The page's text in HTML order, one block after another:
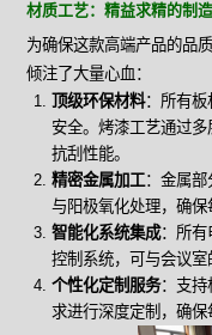
材质工艺：精益求精的制
为确保这款高端产品的品
倾注了大量心血：
顶级环保材料：所有板
安全。烤漆工艺通过
抗刮性能。
精密金属加工：金属部
与阳极氧化处理，确保
智能化系统集成：所有
控制系统，可与会议室
个性化定制服务：支持
求进行深度定制，确保